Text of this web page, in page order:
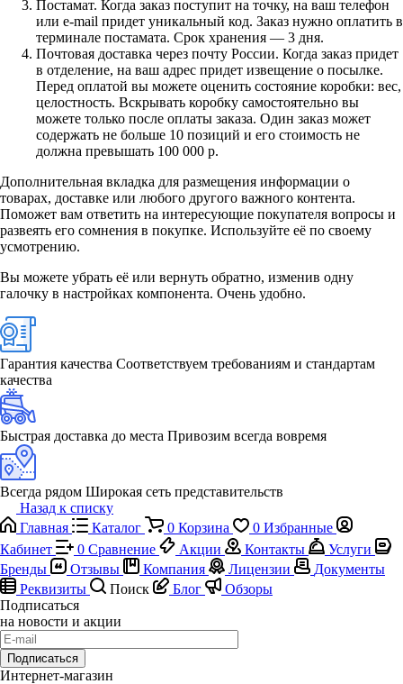
Постамат. Когда заказ поступит на точку, на ваш телефон
или e-mail придет уникальный код. Заказ нужно оплатить в
терминале постамата. Срок хранения — 3 дня.
Почтовая доставка через почту России. Когда заказ придет
в отделение, на ваш адрес придет извещение о посылке.
Перед оплатой вы можете оценить состояние коробки: вес,
целостность. Вскрывать коробку самостоятельно вы
можете только после оплаты заказа. Один заказ может
содержать не больше 10 позиций и его стоимость не
должна превышать 100 000 р.
Дополнительная вкладка для размещения информации о
товарах, доставке или любого другого важного контента.
Поможет вам ответить на интересующие покупателя вопросы и
развеять его сомнения в покупке. Используйте её по своему
усмотрению.
Вы можете убрать её или вернуть обратно, изменив одну
галочку в настройках компонента. Очень удобно.
Гарантия качества Соответствуем требованиям и стандартам
качества
Быстрая доставка до места Привозим всегда вовремя
Всегда рядом Широкая сеть представительств
Назад к списку
Главная
Каталог 0 Корзина 0 Избранные
Кабинет
0 Сравнение Акции Контакты
Услуги
Бренды
Отзывы Компания Лицензии
Документы
Реквизиты
Поиск Блог
Обзоры
Подписаться
на новости и акции
Подписаться
Интернет-магазин